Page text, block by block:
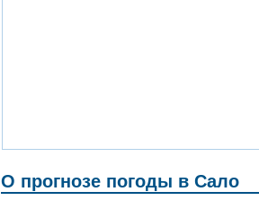
О прогнозе погоды в Сало